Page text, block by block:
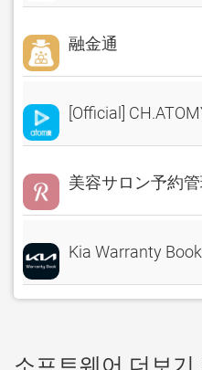
融金通
[Official]
美容サロン予約
Kia Warranty Book